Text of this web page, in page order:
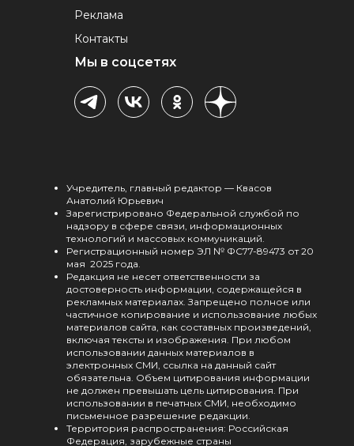
Реклама
Контакты
Мы в соцсетях
Учредитель, главный редактор — Квасов
Анатолий Юрьевич
Зарегистрировано Федеральной службой по
надзору в сфере связи, информационных
технологий и массовых коммуникаций.
Регистрационный номер ЭЛ № ФС77-89473 от 20
мая 2025 года.
Редакция не несет ответственности за
достоверность информации, содержащейся в
рекламных материалах. Запрещено полное или
частичное копирование и использование любых
материалов сайта, как составных произведений,
включая тексты и изображения. При любом
использовании данных материалов в
электронных СМИ, ссылка на данный сайт
обязательна. Объем цитирования информации
не должен превышать цель цитирования. При
использовании в печатных СМИ, необходимо
письменное разрешение редакции.
Территория распространения: Российская
Федерация, зарубежные страны